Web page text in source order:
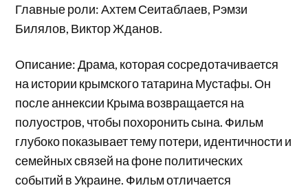
Главные роли: Ахтем Сеитаблаев, Рэмзи
Билялов, Виктор Жданов.
Описание: Драма, которая сосредотачивается
на истории крымского татарина Мустафы. Он
после аннексии Крыма возвращается на
полуостров, чтобы похоронить сына. Фильм
глубоко показывает тему потери, идентичности и
семейных связей на фоне политических
событий в Украине. Фильм отличается